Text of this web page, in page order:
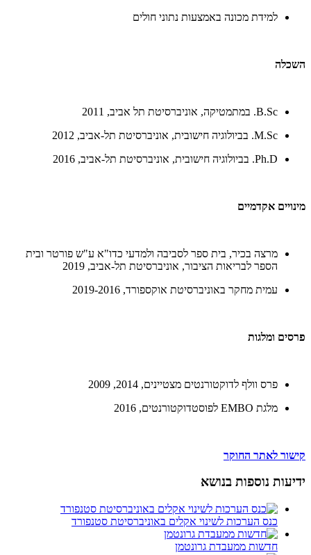
למידת מכונה באמצעות נתוני חולים
השכלה
B.Sc. במתמטיקה, אוניברסיטת תל אביב, 2011
M.Sc. בביולוגיה חישובית, אוניברסיטת תל-אביב, 2012
Ph.D. בביולוגיה חישובית, אוניברסיטת תל-אביב, 2016
מינויים אקדמיים
מרצה בכיר, בית ספר לסביבה ולמדעי כדו"א ע"ש פורטר ובית
הספר לבריאות הציבור, אוניברסיטת תל-אביב, 2019
עמית מחקר באוניברסיטת אוקספורד, 2019-2016
פרסים ומלגות
פרס וולף לדוקטורנטים מצטיינים, 2014, 2009
מלגת EMBO לפוסטדוקטורנטים, 2016
קישור לאתר החוקר
ידיעות נוספות בנושא
כנס הערכות לשינוי אקלים באוניברסיטת סטנפורד
חדשות ממעבדת גרונטמן